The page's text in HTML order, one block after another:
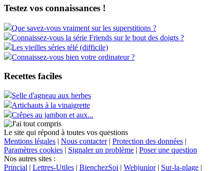
Testez vos connaissances !
Que savez-vous vraiment sur les superstitions ?
Connaissez-vous la série Friends sur le bout des doigts ?
Les vieilles séries télé (difficile)
Connaissez-vous bien votre ordinateur ?
Recettes faciles
Selle d'agneau aux herbes
Artichauts à la vinaigrette
Crêpes au jambon et aux...
Le site qui répond à toutes vos questions
Mentions légales | Nous contacter| Protection des données |
Paramètres cookies | Signaler un problème | Poser une question
Nos autres sites :
Princial | Lettres-Utiles | BienchezSoi | Webjunior| Sur-la-plage |